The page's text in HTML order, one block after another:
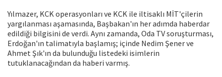
Yılmazer, KCK operasyonları ve KCK ile iltisaklı MİT'çilerin
yargılanması aşamasında, Başbakan'ın her adımda haberdar
edildiği bilgisini de verdi. Aynı zamanda, Oda TV soruşturması,
Erdoğan'ın talimatıyla başlamış; içinde Nedim Şener ve
Ahmet Şık'ın da bulunduğu listedeki isimlerin
tutuklanacağından da haberi varmış.